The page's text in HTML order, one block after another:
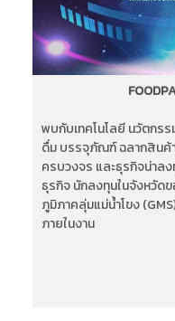
พบกับเทคโนโลยี นวัตกร
ดื่ม บรรจุภัณฑ์ ฉลากสิน
ครบวงจร และธุรกิจน่าล
ธุรกิจ นักลงทุนในจังหวัด
ภูมิภาคลุ่มแม่น้ำโขง
ภายในงาน